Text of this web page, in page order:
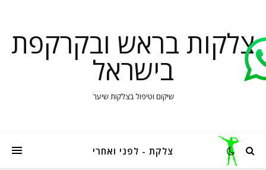
צלקות בראש ובקרקפת
בישראל
שיקום וטיפול בצלקות שיער
צלקת - לפני ואחרי